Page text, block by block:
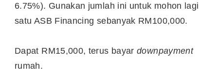
6.75%). Gunakan jumlah ini untuk mohon lagi
satu ASB Financing sebanyak RM100,000.
Dapat RM15,000, terus bayardownpayment
rumah.